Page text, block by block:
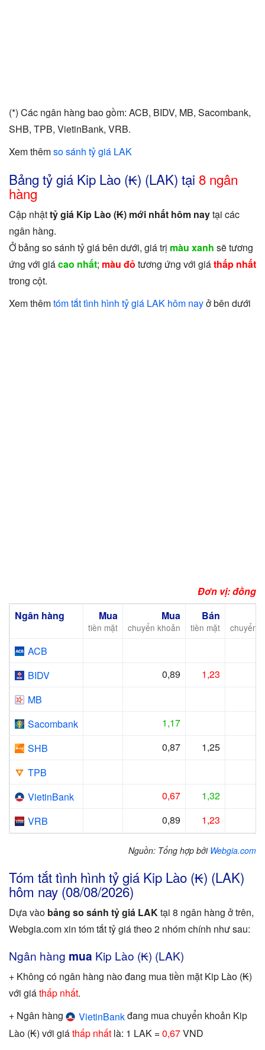
(*) Các ngân hàng bao gồm: ACB, BIDV, MB, Sacombank,
SHB, TPB, VietinBank, VRB.
Xem thêmso sánh tỷ giá LAK
Bảng tỷ giá Kip Lào (₭) (LAK) tại 8 ngân
hàng
Cập nhậttỷ giá Kip Lào (₭) mới nhất hôm naytại các
ngân hàng.
Ở bảng so sánh tỷ giá bên dưới, giá trị màu xanh sẽ tương
ứng với giácao nhất; màu đỏ tương ứng với giáthấp nhất
trong cột.
Xem thêmtóm tắt tình hình tỷ giá LAK hôm nayở bên dưới
Đơn vị: đồng
Ngân hàng
Mua
tiền mặt
Mua
chuyển khoản
Bán
tiền mặt chuyển
ACB
BIDV
0,89
1,23
MB
Sacombank
1,17
SHB
0,87
1,25
TPB
VietinBank
0,67
1,32
VRB
0,89 1,23
Nguồn: Tổng hợp bởi Webgia.com
Tóm tắt tình hình tỷ giá Kip Lào (₭) (LAK)
hôm nay (08/08/2026)
Dựa vào bảng so sánh tỷ giá LAKtại 8 ngân hàng ở trên,
Webgia.com xin tóm tắt tỷ giá theo 2 nhóm chính như sau:
Ngân hàng mua Kip Lào (₭) (LAK)
+ Không có ngân hàng nào đang mua tiền mặt Kip Lào (₭)
với giáthấp nhất.
+ Ngân hàng
VietinBankđang mua chuyển khoản Kip
Lào (₭) với giáthấp nhất là: 1 LAK =0,67VND